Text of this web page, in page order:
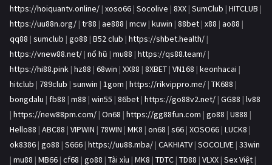
https://hoiquantv.online/ | xoso66 | Socolive | 8XX | SumClub | HITCLUB |
https://uu88n.org/ | tr88 | ae888 | mcw | kuwin | 88bet | x88 | ao88 |
qq88 | sumclub | go88 | B52 club | https://shbet.health/ |
https://vnew88.net/ | nổ hũ | mu88 | https://qs88.team/ |
https://hi88.pink | hz88 | 68win | XX88 | 8XBET | VN168 | keonhacai |
hitclub | 789club | sunwin | 1gom | https://rikvippro.me/ | TK688 |
bongdalu | fb88 | m88 | win55 | 86bet | https://go88v2.net/ | GG88 | lv88
| https://new88pm.com/ | On68 | https://gg88fun.com | go88 | U888 |
Hello88 | ABC88 | VIPWIN | 78WIN | MK8 | on68 | s66 | XOSO66 | LUCK8 |
ok8386 | go88 | S666 | https://uu88.mba/ | CAKHIATV | SOCOLIVE | 33win
| mu88 | MB66 | cf68 | go88 | Tài xỉu | MK8 | TDTC | TD88 | VLXX | Sex Việt |